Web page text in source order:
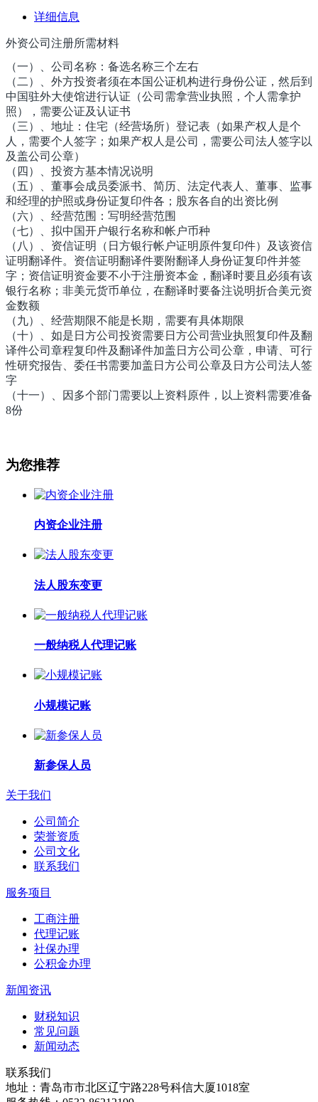
详细信息
外资公司注册所需材料
（一）、公司名称：备选名称三个左右
（二）、外方投资者须在本国公证机构进行身份公证，然后到
中国驻外大使馆进行认证（公司需拿营业执照，个人需拿护
照），需要公证及认证书
（三）、地址：住宅（经营场所）登记表（如果产权人是个
人，需要个人签字；如果产权人是公司，需要公司法人签字以
及盖公司公章）
（四）、投资方基本情况说明
（五）、董事会成员委派书、简历、法定代表人、董事、监事
和经理的护照或身份证复印件各；股东各自的出资比例
（六）、经营范围：写明经营范围
（七）、拟中国开户银行名称和帐户币种
（八）、资信证明（日方银行帐户证明原件复印件）及该资信
证明翻译件。资信证明翻译件要附翻译人身份证复印件并签
字；资信证明资金要不小于注册资本金，翻译时要且必须有该
银行名称；非美元货币单位，在翻译时要备注说明折合美元资
金数额
（九）、经营期限不能是长期，需要有具体期限
（十）、如是日方公司投资需要日方公司营业执照复印件及翻
译件公司章程复印件及翻译件加盖日方公司公章，申请、可行
性研究报告、委任书需要加盖日方公司公章及日方公司法人签
字
（十一）、因多个部门需要以上资料原件，以上资料需要准备
8份
为您推荐
内资企业注册
法人股东变更
一般纳税人代理记账
小规模记账
新参保人员
关于我们
公司简介
荣誉资质
公司文化
联系我们
服务项目
工商注册
代理记账
社保办理
公积金办理
新闻资讯
财税知识
常见问题
新闻动态
联系我们
地址：青岛市市北区辽宁路228号科信大厦1018室